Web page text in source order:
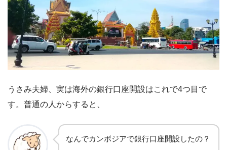
うさみ夫婦、実は海外の銀行口座開設はこれで4つ目で
す。普通の人からすると、
なんでカンボジアで銀行口座開設したの？